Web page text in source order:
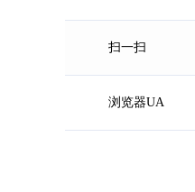
扫一扫
浏览器UA